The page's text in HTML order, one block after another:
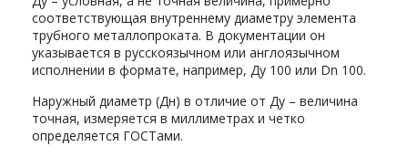
соответствующая внутреннему диаметру элемента
трубного металлопроката. В документации он
указывается в русскоязычном или англоязычном
исполнении в формате, например, Ду 100 или Dn 100.
Наружный диаметр (Дн) в отличие от Ду – величина
точная, измеряется в миллиметрах и четко
определяется ГОСТами.